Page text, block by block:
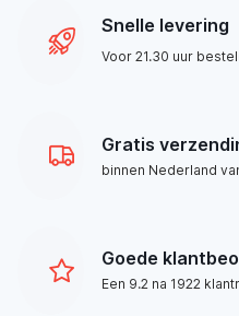
Snelle levering
Voor 21.30 uur
Gratis
binnen Nederland
Goede
Een 9.2 na 1922